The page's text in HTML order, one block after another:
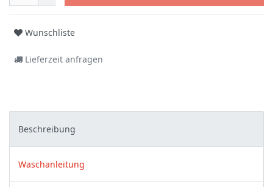
Wunschliste
Lieferzeit anfragen
Beschreibung
Waschanleitung